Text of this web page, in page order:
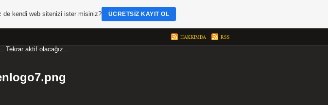
HAKKIMDA RSS
Tekrar aktif olacağız...
de kendi web sitenizi ister misiniz? ÜCRETSIZ KAYIT OL